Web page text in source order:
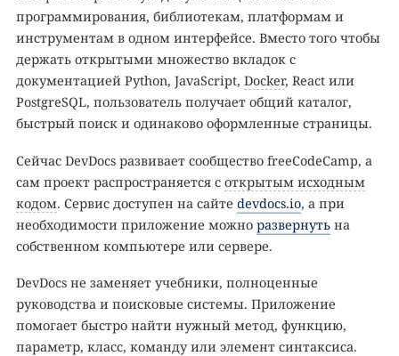
программирования, библиотекам, платформам и
инструментам в одном интерфейсе. Вместо того чтобы
держать открытыми множество вкладок с
документацией Python, JavaScript, Docker, React или
PostgreSQL, пользователь получает общий каталог,
быстрый поиск и одинаково оформленные страницы.
Сейчас DevDocs развивает сообщество freeCodeCamp, а
сам проект распространяется с открытым исходным
кодом. Сервис доступен на сайте devdocs.io, а при
необходимости приложение можно развернуть на
собственном компьютере или сервере.
DevDocs не заменяет учебники, полноценные
руководства и поисковые системы. Приложение
помогает быстро найти нужный метод, функцию,
параметр, класс, команду или элемент синтаксиса.